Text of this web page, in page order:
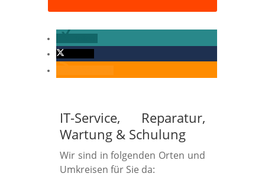
IT-Service, Reparatur,
Wartung &Schulung
Wir sind in folgenden Orten und
Umkreisen für Sie da: